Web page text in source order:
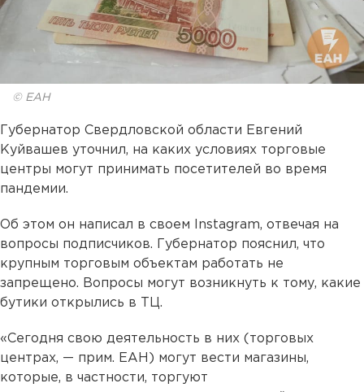
© ЕАН
Губернатор Свердловской области Евгений
Куйвашев уточнил, на каких условиях торговые
центры могут принимать посетителей во время
пандемии.
Об этом он написал в своем Instagram, отвечая на
вопросы подписчиков. Губернатор пояснил, что
крупным торговым объектам работать не
запрещено. Вопросы могут возникнуть к тому, какие
бутики открылись в ТЦ.
«Сегодня свою деятельность в них (торговых
центрах, — прим. ЕАН) могут вести магазины,
которые, в частности, торгуют